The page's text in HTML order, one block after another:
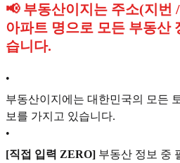
📢 부동산이지는 주소(지번
아파트 명으로 모든 부동산
습니다.
•
부동산이지에는 대한민국의 모든
보를 가지고 있습니다.
•
[직접 입력 ZERO] 부동산 정보 중